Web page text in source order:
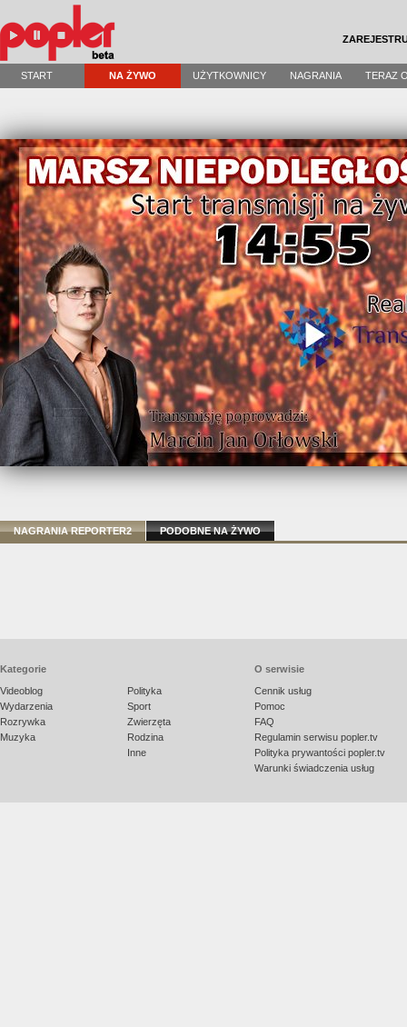
START NA ŻYWO UŻYTKOWNICY NAGRANIA TERAZ
NAGRANIA REPORTER2 PODOBNE NA ŻYWO
Kategorie
Videoblog
Wydarzenia
Rozrywka
Muzyka
Polityka
Sport
Zwierzęta
Rodzina
Inne
O serwisie
Cennik usług
Pomoc
FAQ
Regulamin serwisu popler.tv
Polityka prywantości popler.tv
Warunki świadczenia usług